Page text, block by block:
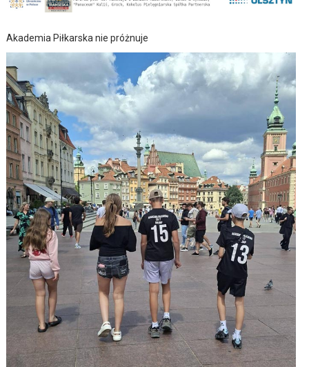
Akademia Piłkarska nie próżnuje